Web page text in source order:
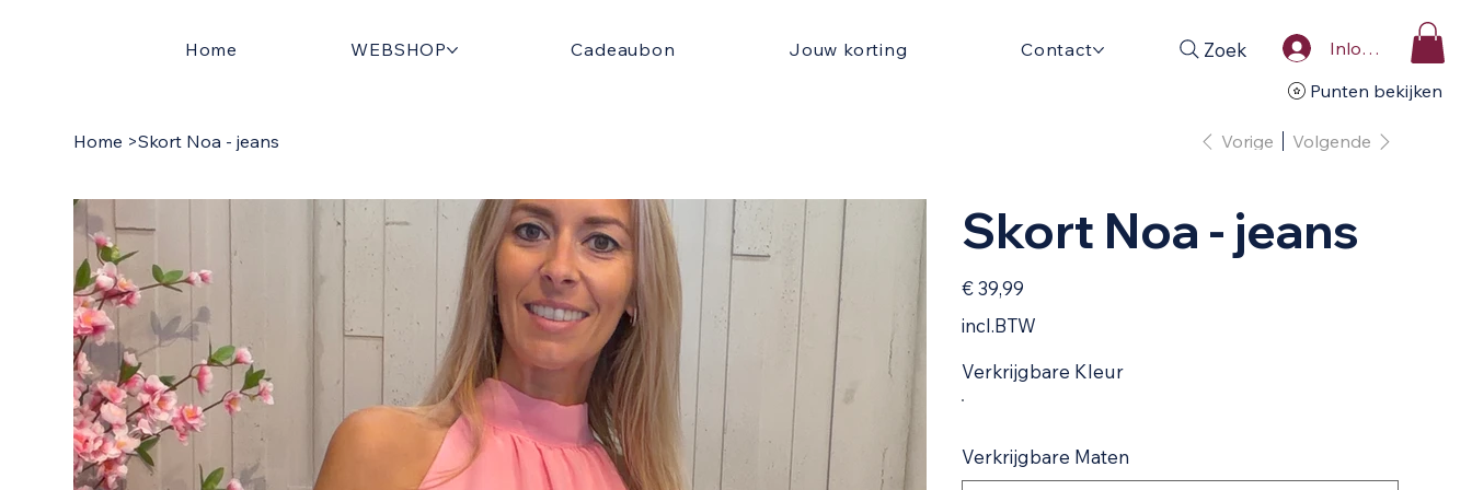
Home WEBSHOP Cadeaubon Jouw korting Contact Zoek
Inloggen
Punten bekijken
Home >Skort Noa - jeans Vorige Volgende
Skort Noa - jeans
Prijs
€ 39,99
incl.BTW
Verkrijgbare Kleur
Verkrijgbare Maten